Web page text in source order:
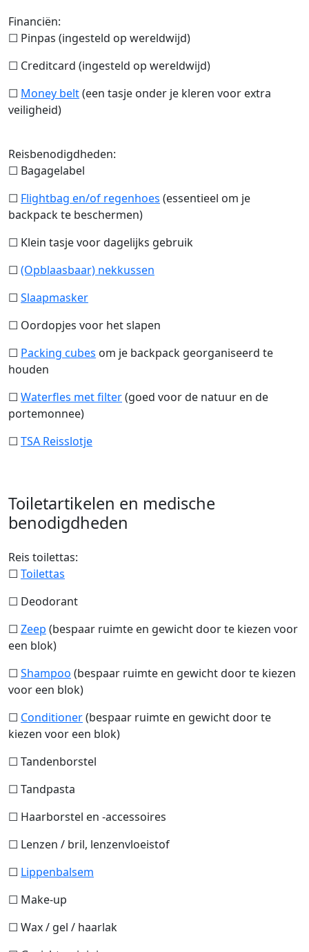
Financiën:
☐ Pinpas (ingesteld op wereldwijd)
☐ Creditcard (ingesteld op wereldwijd)
☐ Money belt(een tasje onder je kleren voor extra
veiligheid)
Reisbenodigdheden:
☐ Bagagelabel
☐ Flightbag en/of regenhoes (essentieel om je
backpack te beschermen)
☐ Klein tasje voor dagelijks gebruik
☐ (Opblaasbaar) nekkussen
☐ Slaapmasker
☐ Oordopjes voor het slapen
☐ Packing cubes om je backpack georganiseerd te
houden
☐ Waterfles met filter(goed voor de natuur en de
portemonnee)
☐ TSA Reisslotje
Toiletartikelen en medische
benodigdheden
Reis toilettas:
☐ Toilettas
☐ Deodorant
☐ Zeep (bespaar ruimte en gewicht door te kiezen voor
een blok)
☐ Shampoo (bespaar ruimte en gewicht door te kiezen
voor een blok)
☐ Conditioner(bespaar ruimte en gewicht door te
kiezen voor een blok)
☐ Tandenborstel
☐ Tandpasta
☐ Haarborstel en -accessoires
☐ Lenzen / bril, lenzenvloeistof
☐ Lippenbalsem
☐ Make-up
☐ Wax / gel / haarlak